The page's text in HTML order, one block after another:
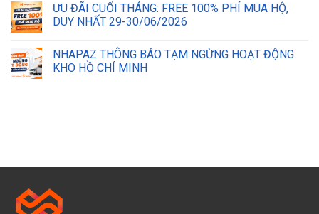
ƯU ĐÃI CUỐI THÁNG: FREE 100% PHÍ MUA HỘ,
DUY NHẤT 29-30/06/2026
NHAPAZ THÔNG BÁO TẠM NGỪNG HOẠT ĐỘNG
KHO HỒ CHÍ MINH